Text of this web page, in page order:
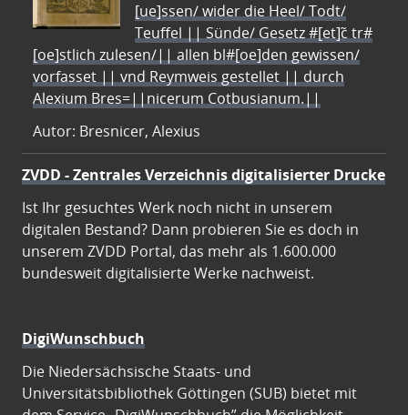
[ue]ssen/ wider die Heel/ Todt/
Teuffel || Sünde/ Gesetz #[et]c̃ tr#
[oe]stlich zulesen/|| allen bl#[oe]den gewissen/
vorfasset || vnd Reymweis gestellet || durch
Alexium Bres=||nicerum Cotbusianum.||
Autor: Bresnicer, Alexius
ZVDD - Zentrales Verzeichnis digitalisierter Drucke
Ist Ihr gesuchtes Werk noch nicht in unserem
digitalen Bestand? Dann probieren Sie es doch in
unserem ZVDD Portal, das mehr als 1.600.000
bundesweit digitalisierte Werke nachweist.
DigiWunschbuch
Die Niedersächsische Staats- und
Universitätsbibliothek Göttingen (SUB) bietet mit